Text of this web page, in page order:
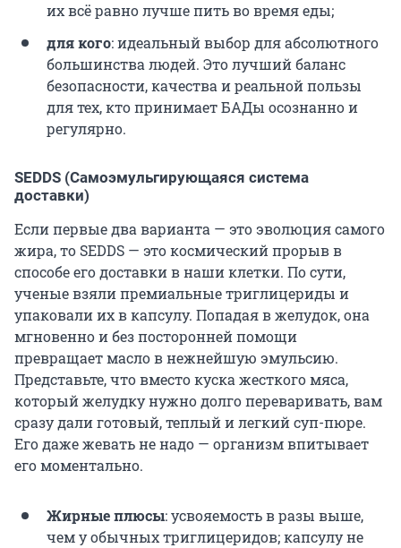
их всё равно лучше пить во время еды;
для кого: идеальный выбор для абсолютного
большинства людей. Это лучший баланс
безопасности, качества и реальной пользы
для тех, кто принимает БАДы осознанно и
регулярно.
SEDDS (Самоэмульгирующаяся система
доставки)
Если первые два варианта — это эволюция самого
жира, то SEDDS — это космический прорыв в
способе его доставки в наши клетки. По сути,
ученые взяли премиальные триглицериды и
упаковали их в капсулу. Попадая в желудок, она
мгновенно и без посторонней помощи
превращает масло в нежнейшую эмульсию.
Представьте, что вместо куска жесткого мяса,
который желудку нужно долго переваривать, вам
сразу дали готовый, теплый и легкий суп-пюре.
Его даже жевать не надо — организм впитывает
его моментально.
Жирные плюсы: усвояемость в разы выше,
чем у обычных триглицеридов; капсулу не